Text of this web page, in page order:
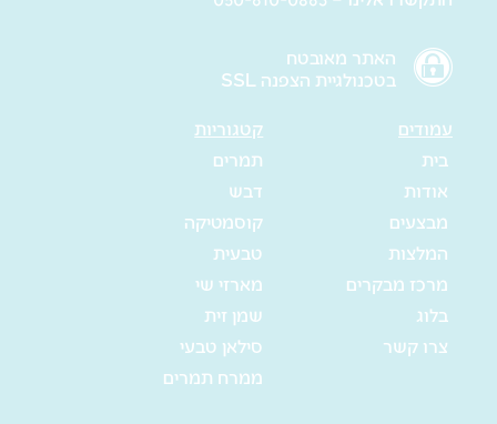
האתר מאובטח
בטכנולגיית הצפנה SSL
עמודים
בית
אודות
מבצעים
המלצות
מרכז מבקרים
בלוג
צרו קשר
קטגוריות
תמרים
דבש
קוסמטיקה
טבעית
מארזי שי
שמן זית
סילאן טבעי
ממרח תמרים